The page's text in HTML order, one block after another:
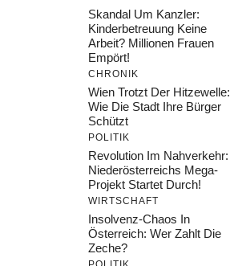
Skandal Um Kanzler:
Kinderbetreuung Keine
Arbeit? Millionen Frauen
Empört!
CHRONIK
Wien Trotzt Der Hitzewelle:
Wie Die Stadt Ihre Bürger
Schützt
POLITIK
Revolution Im Nahverkehr:
Niederösterreichs Mega-
Projekt Startet Durch!
WIRTSCHAFT
Insolvenz-Chaos In
Österreich: Wer Zahlt Die
Zeche?